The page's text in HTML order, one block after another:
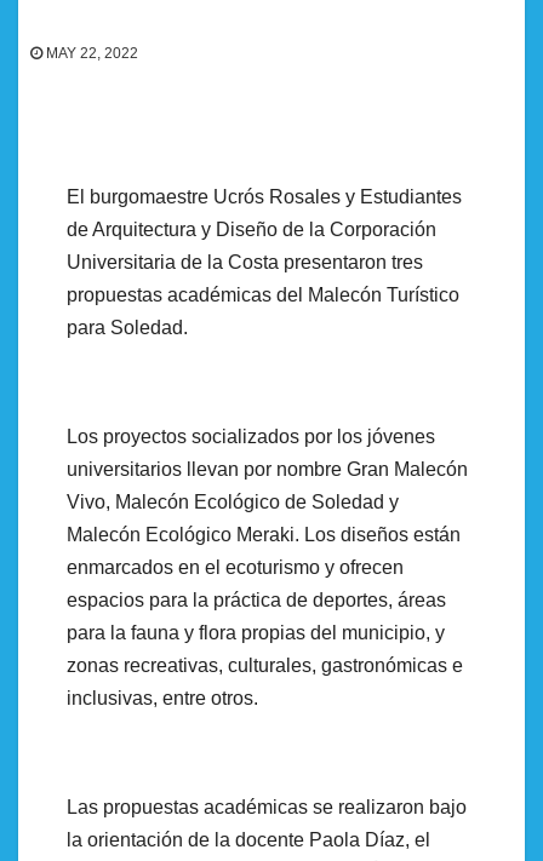
MAY 22, 2022
El burgomaestre Ucrós Rosales y Estudiantes
de Arquitectura y Diseño de la Corporación
Universitaria de la Costa presentaron tres
propuestas académicas del Malecón Turístico
para Soledad.
Los proyectos socializados por los jóvenes
universitarios llevan por nombre Gran Malecón
Vivo, Malecón Ecológico de Soledad y
Malecón Ecológico Meraki. Los diseños están
enmarcados en el ecoturismo y ofrecen
espacios para la práctica de deportes, áreas
para la fauna y flora propias del municipio, y
zonas recreativas, culturales, gastronómicas e
inclusivas, entre otros.
Las propuestas académicas se realizaron bajo
la orientación de la docente Paola Díaz, el